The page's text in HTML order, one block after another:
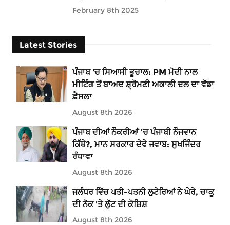
February 8th 2025
Latest Stories
ਪੰਜਾਬ 'ਚ ਸਿਆਸੀ ਭੂਚਾਲ: PM ਮੋਦੀ ਨਾਲ
ਮੀਟਿੰਗ ਤੋਂ ਬਾਅਦ ਸ਼੍ਰੋਮਣੀ ਅਕਾਲੀ ਦਲ ਦਾ ਵੱਡਾ
ਫ਼ੈਸਲਾ
August 8th 2026
ਪੰਜਾਬ ਦੀਆਂ ਨੌਕਰੀਆਂ ’ਚ ਪੰਜਾਬੀ ਨੌਜਵਾਨ
ਕਿੱਥੇ?, ਮਾਨ ਸਰਕਾਰ ਦੇਵੇ ਜਵਾਬ: ਸੁਖਜਿੰਦਰ
ਰੰਧਾਵਾ
August 8th 2026
ਜਲੰਧਰ ਵਿੱਚ ਪਤੀ-ਪਤਨੀ ਲੁਟੇਰਿਆਂ ਨੇ ਘੇਰੇ, ਚਾਕੂ
ਦੀ ਨੋਕ 'ਤੇ ਲੁੱਟ ਦੀ ਕੋਸ਼ਿਸ਼
August 8th 2026